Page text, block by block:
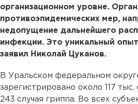
организационном уровне.
противоэпидемических мер,
недопущение дальнейшего
инфекции. Это уникальный
заявил Николай Цуканов.
В Уральском федеральном
зарегистрировано около 117
243 случая гриппа. Во всех